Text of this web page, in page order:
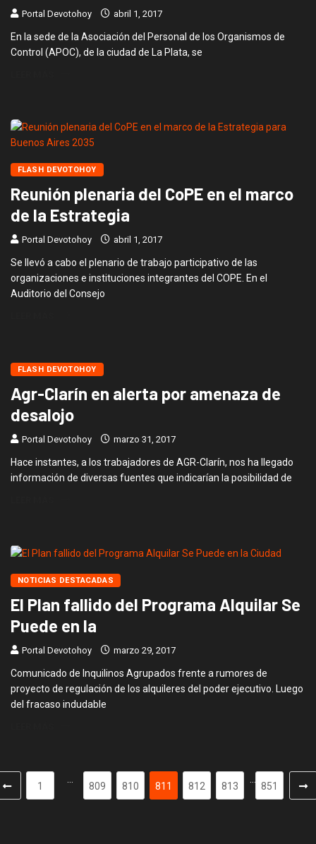
Portal Devotohoy abril 1, 2017
En la sede de la Asociación del Personal de los Organismos de
Control (APOC), de la ciudad de La Plata, se
FLASH DEVOTOHOY
Reunión plenaria del CoPE en el marco
de la Estrategia
Portal Devotohoy abril 1, 2017
Se llevó a cabo el plenario de trabajo participativo de las
organizaciones e instituciones integrantes del COPE. En el
Auditorio del Consejo
FLASH DEVOTOHOY
Agr-Clarín en alerta por amenaza de
desalojo
Portal Devotohoy marzo 31, 2017
Hace instantes, a los trabajadores de AGR-Clarín, nos ha llegado
información de diversas fuentes que indicarían la posibilidad de
NOTICIAS DESTACADAS
El Plan fallido del Programa Alquilar Se
Puede en la
Portal Devotohoy marzo 29, 2017
Comunicado de Inquilinos Agrupados frente a rumores de
proyecto de regulación de los alquileres del poder ejecutivo. Luego
del fracaso indudable
1
…
809 810 811 812 813
…
851